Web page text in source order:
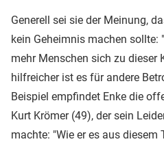
Generell sei sie der Meinung,
kein Geheimnis machen sollte:
mehr Menschen sich zu dieser
hilfreicher ist es für andere
Beispiel empfindet Enke die
Kurt Krömer (49), der sein
machte: "Wie er es aus